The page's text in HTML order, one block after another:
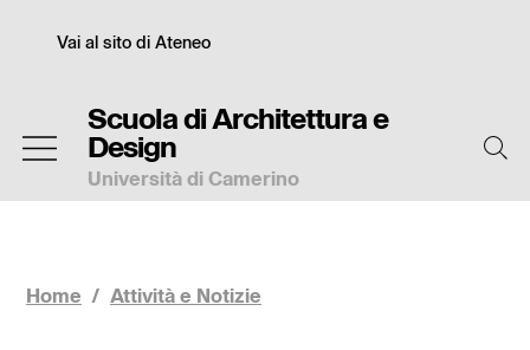
Slim
Vai al sito di Ateneo
Scuola di Architettura e
Design
Università di Camerino
Home / Attività e Notizie